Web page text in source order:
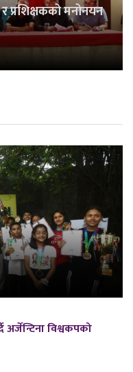
प्रशिक्षकको मनोनयन
अर्जेन्टिना विश्वकपको